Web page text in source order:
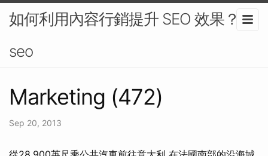
如何利用內容行銷提升 SEO 效果？-
seo
Marketing (472)
Sep 20, 2013